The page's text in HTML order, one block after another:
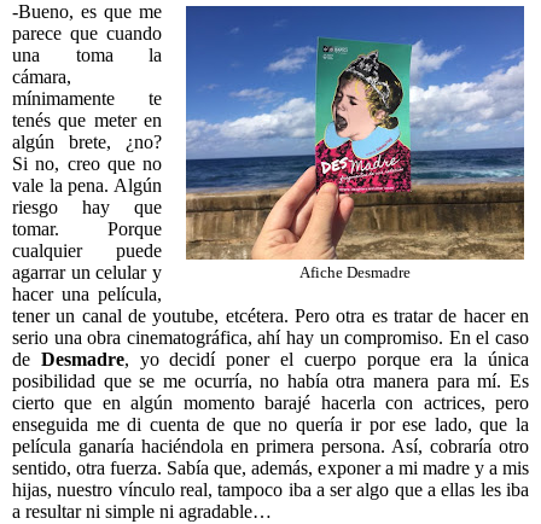
Afiche Desmadre
-Bueno, es que me
parece que cuando
una toma la
cámara,
mínimamente te
tenés que meter en
algún brete, ¿no?
Si no, creo que no
vale la pena. Algún
riesgo hay que
tomar. Porque
cualquier puede
agarrar un celular y
hacer una película,
tener un canal de youtube, etcétera. Pero otra es tratar de hacer en
serio una obra cinematográfica, ahí hay un compromiso. En el caso
de Desmadre, yo decidí poner el cuerpo porque era la única
posibilidad que se me ocurría, no había otra manera para mí. Es
cierto que en algún momento barajé hacerla con actrices, pero
enseguida me di cuenta de que no quería ir por ese lado, que la
película ganaría haciéndola en primera persona. Así, cobraría otro
sentido, otra fuerza. Sabía que, además, exponer a mi madre y a mis
hijas, nuestro vínculo real, tampoco iba a ser algo que a ellas les iba
a resultar ni simple ni agradable…